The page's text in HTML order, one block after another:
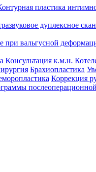
пластика
дуплексное
при вальгусной
Консультация к.м.н.
Брахиопластика
Коррекция